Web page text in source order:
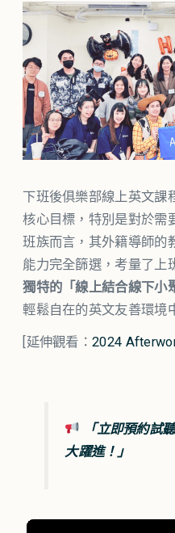
下班後俱樂部線上英文課
核心目標，特別是對於需
班族而言，其外籍導師的
能力完全篩選，考量了上
獨特的「線上結合線下小
輕鬆自在的英文友善環境
[延伸觀看：2024
「立即預約試
大躍進！」